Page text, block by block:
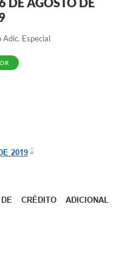
DE INSCRIÇÃO
e LOA 2026
2025
Adic. Especial
2019
CRÉDITO ADICIONAL